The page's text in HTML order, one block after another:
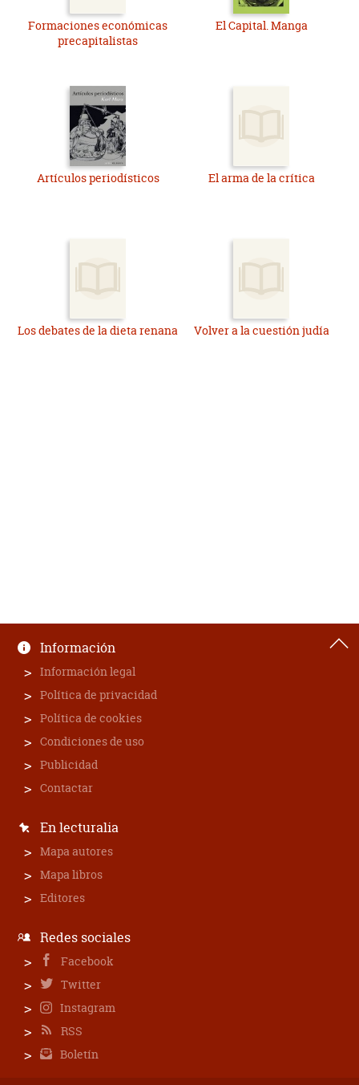
Formaciones económicas
precapitalistas
El Capital. Manga
Artículos periodísticos El arma de la crítica
Los debates de la dieta renana Volver a la cuestión judía
Información
Información legal
Política de privacidad
Política de cookies
Condiciones de uso
Publicidad
Contactar
En lecturalia
Mapa autores
Mapa libros
Editores
Redes sociales
Facebook
Twitter
Instagram
RSS
Boletín